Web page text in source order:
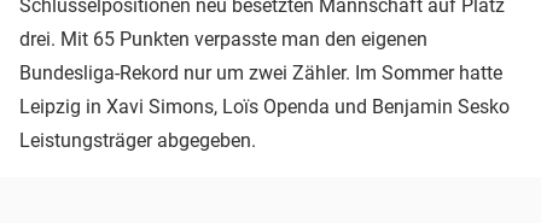
Schlüsselpositionen neu besetzten Mannschaft auf Platz
drei. Mit 65 Punkten verpasste man den eigenen
Bundesliga-Rekord nur um zwei Zähler. Im Sommer hatte
Leipzig in Xavi Simons, Loïs Openda und Benjamin Sesko
Leistungsträger abgegeben.